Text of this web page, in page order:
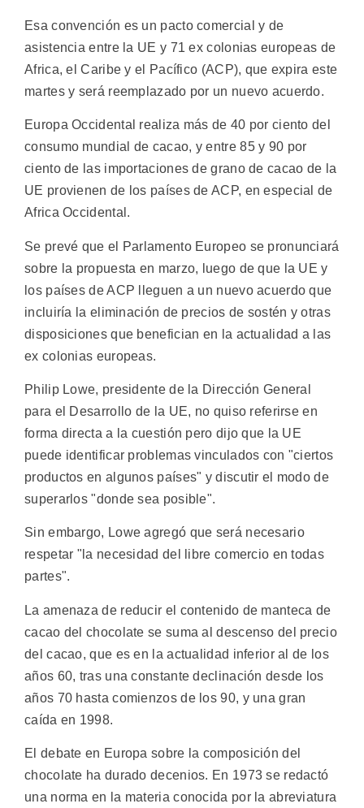
Esa convención es un pacto comercial y de
asistencia entre la UE y 71 ex colonias europeas de
Africa, el Caribe y el Pacífico (ACP), que expira este
martes y será reemplazado por un nuevo acuerdo.
Europa Occidental realiza más de 40 por ciento del
consumo mundial de cacao, y entre 85 y 90 por
ciento de las importaciones de grano de cacao de la
UE provienen de los países de ACP, en especial de
Africa Occidental.
Se prevé que el Parlamento Europeo se pronunciará
sobre la propuesta en marzo, luego de que la UE y
los países de ACP lleguen a un nuevo acuerdo que
incluiría la eliminación de precios de sostén y otras
disposiciones que benefician en la actualidad a las
ex colonias europeas.
Philip Lowe, presidente de la Dirección General
para el Desarrollo de la UE, no quiso referirse en
forma directa a la cuestión pero dijo que la UE
puede identificar problemas vinculados con "ciertos
productos en algunos países" y discutir el modo de
superarlos "donde sea posible".
Sin embargo, Lowe agregó que será necesario
respetar "la necesidad del libre comercio en todas
partes".
La amenaza de reducir el contenido de manteca de
cacao del chocolate se suma al descenso del precio
del cacao, que es en la actualidad inferior al de los
años 60, tras una constante declinación desde los
años 70 hasta comienzos de los 90, y una gran
caída en 1998.
El debate en Europa sobre la composición del
chocolate ha durado decenios. En 1973 se redactó
una norma en la materia conocida por la abreviatura